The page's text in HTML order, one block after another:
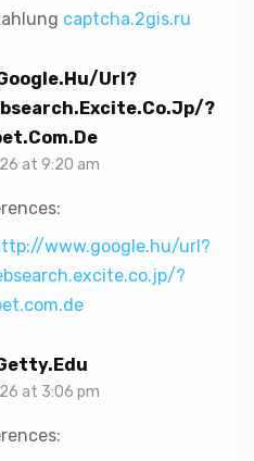
captcha.2gis.ru
url?
?
at 9:20 am
www.google.hu/url?
?
at 3:06 pm